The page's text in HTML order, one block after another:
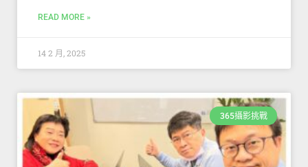
READ MORE »
14 2 月, 2025
365攝影挑戰